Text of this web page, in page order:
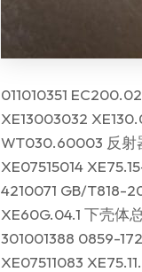
011010351
XE13003032
WT030.60003 反射
XE07515014
4210071 GB/T818-
XE60G.04.1 下壳体
301001388 0859-
XE07511083